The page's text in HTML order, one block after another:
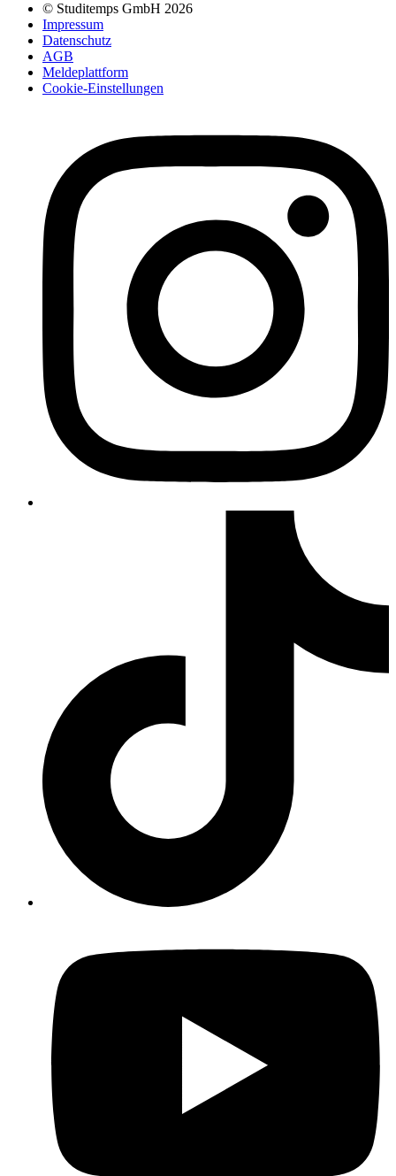
© Studitemps GmbH 2026
Impressum
Datenschutz
AGB
Meldeplattform
Cookie-Einstellungen